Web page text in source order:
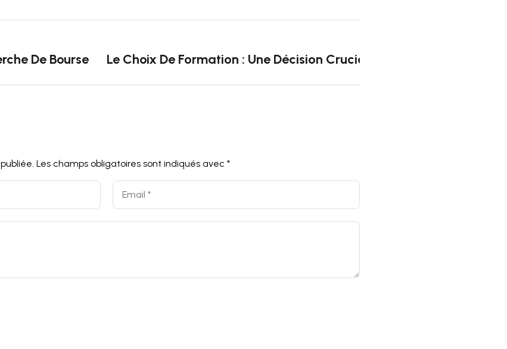
De Bourse Le Choix De Formation : Une Décision Cruciale Pour L’Avenir
Les champs obligatoires sont indiqués avec *